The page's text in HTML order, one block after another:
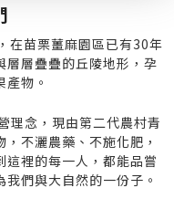
在苗栗薑麻園區已有30年
層層疊疊的丘陵地形，孕
物。
理念，現由第二代農村青
，不灑農藥、不施化肥，
裡的每一人，都能品嘗
們與大自然的一份子。